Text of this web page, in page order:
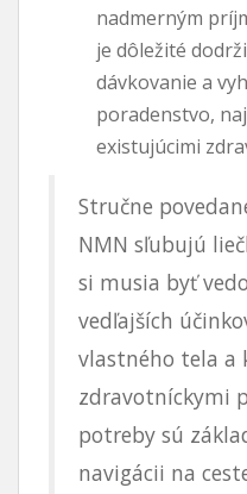
nadmerným
je dôležité
dávkovanie a
poradenstvo,
existujúcimi
Stručne
NMN sľubujú
si musia byť
vedľajších
vlastného tela a
zdravotníckymi
potreby sú
navigácii na